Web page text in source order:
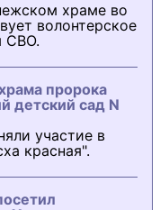
храме во
волонтерское
СВО.
пророка
детский сад N
участие в
красная".